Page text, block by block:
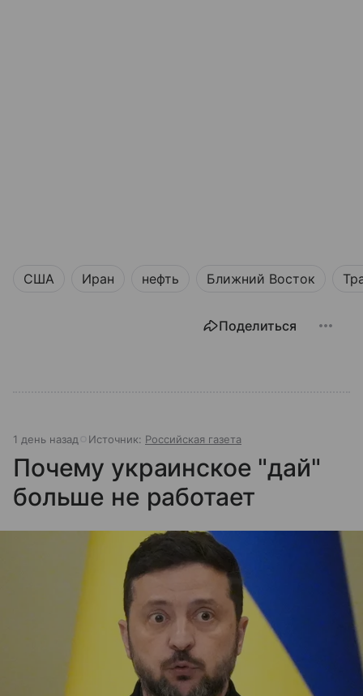
США Иран нефть Ближний Восток
Поделиться
1 день назад Источник: Российская газета
Почему украинское "дай"
больше не работает